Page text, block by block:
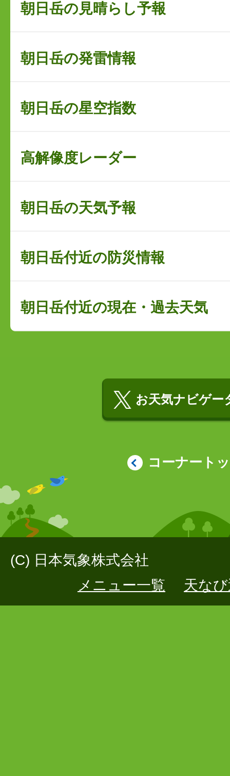
朝日岳の見晴らし予報
朝日岳の発雷情報
朝日岳の星空指数
高解像度レーダー
朝日岳の天気予報
朝日岳付近の防災情報
朝日岳付近の現在・過去天気
お天気ナビゲー
コーナート
(C) 日本気象株式会社
メニュー一覧
天な